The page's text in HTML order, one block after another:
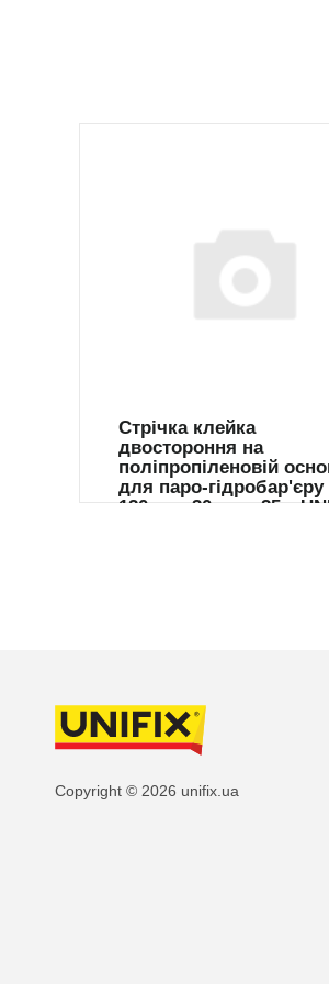
Стрічка клейка
двостороння на
поліпропіленовій
для паро-гідробар'єру
120мкм 30мм х 25м
Copyright © 2026 unifix.ua